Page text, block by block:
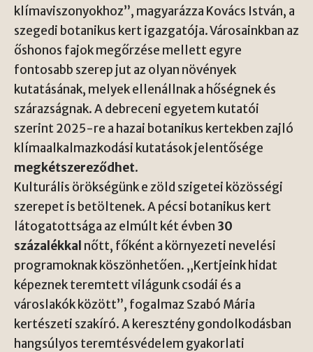
klímaviszonyokhoz”, magyarázza Kovács István, a
szegedi botanikus kert igazgatója. Városainkban az
őshonos fajok megőrzése mellett egyre
fontosabb szerep jut az olyan növények
kutatásának, melyek ellenállnak a hőségnek és
szárazságnak. A debreceni egyetem kutatói
szerint 2025-re a hazai botanikus kertekben zajló
klímaalkalmazkodási kutatások jelentősége
megkétszereződhet.
Kulturális örökségünk e zöld szigetei közösségi
szerepet is betöltenek. A pécsi botanikus kert
látogatottsága az elmúlt két évben 30
százalékkal nőtt, főként a környezeti nevelési
programoknak köszönhetően. „Kertjeink hidat
képeznek teremtett világunk csodái és a
városlakók között”, fogalmaz Szabó Mária
kertészeti szakíró. A keresztény gondolkodásban
hangsúlyos teremtésvédelem gyakorlati